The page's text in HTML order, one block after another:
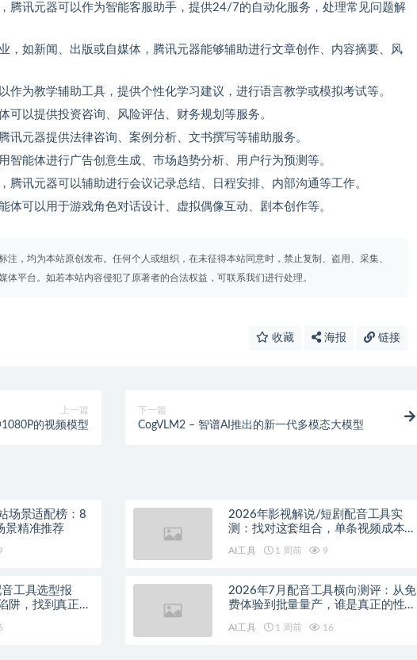
腾讯元器可以作为智能客服助手，提供24/7的自动化服务，处理常见问题解
，如新闻、出版或自媒体，腾讯元器能够辅助进行文章创作、内容摘要、风
作为教学辅助工具，提供个性化学习建议，进行语言教学或模拟考试等。
可以提供投资咨询、风险评估、财务规划等服务。
讯元器提供法律咨询、案例分析、文书撰写等辅助服务。
智能体进行广告创意生成、市场趋势分析、用户行为预测等。
腾讯元器可以辅助进行会议记录总结、日程安排、内部沟通等工作。
体可以用于游戏角色对话设计、虚拟偶像互动、剧本创作等。
注，均为本站原创发布。任何个人或组织，在未征得本站同意时，禁止复制、盗用、采集、
体平台。如若本站内容侵犯了原著者的合法权益，可联系我们进行处理。
收藏 海报 链接
上一篇
的视频模型
下一篇
CogVLM2 – 智谱AI推出的新一代多模态大模型
场景适配榜：8
景精准推荐
2026年影视解说/短剧配音工具实
测：找对这套组合，单条视频成本直
AI工具 1 周前 9
工具选型报
阱，找到真正的
2026年7月配音工具横向测评：从免
费体验到批量量产，谁是真正的性价
AI工具 1 周前 16